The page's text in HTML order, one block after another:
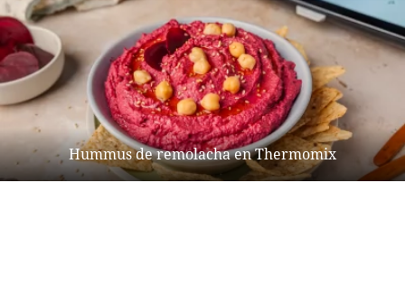
Hummus de remolacha en Thermomix